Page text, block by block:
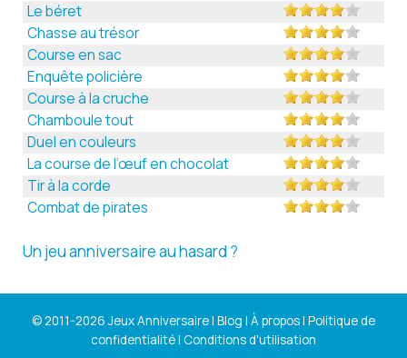
Le béret
Chasse au trésor
Course en sac
Enquête policière
Course à la cruche
Chamboule tout
Duel en couleurs
La course de l’œuf en chocolat
Tir à la corde
Combat de pirates
Un jeu anniversaire au hasard ?
© 2011-2026 Jeux Anniversaire | Blog | À propos| Politique de
confidentialité| Conditions d'utilisation